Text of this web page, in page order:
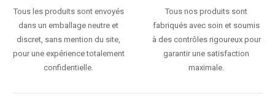
Tous les produits sont envoyés
dans un emballage neutre et
discret, sans mention du site,
pour une expérience totalement
confidentielle.
Tous nos produits sont
fabriqués avec soin et soumis
à des contrôles rigoureux pour
garantir une satisfaction
maximale.